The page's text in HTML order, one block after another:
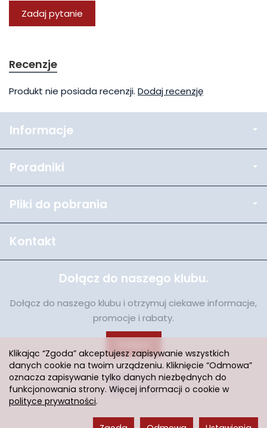
Zadaj pytanie
Recenzje
Produkt nie posiada recenzji. Dodaj recenzję
Informacje
Poradniki
Pliki do pobrania
Kontakt
Dołącz do naszego klubu.
Dołącz do naszego klubu i otrzymuj ciekawe informacje,
promocje i rabaty.
Klikając “Zgoda” akceptujesz zapisywanie wszystkich
danych cookie na twoim urządzeniu. Kliknięcie “Odmowa”
oznacza zapisywanie tylko danych niezbędnych do
funkcjonowania strony. Więcej informacji o cookie w
polityce prywatności.